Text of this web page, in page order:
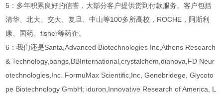
5：多年积累良好的信誉，大部分客户提供货到付款服务。客户包括
清华、北大、交大、复旦、中山等100多所高校，ROCHE，阿斯利
康、国药、fisher等药企。
6：我们还是Santa,Advanced Biotechnologies Inc,Athens Research
& Technology,bangs,BBInternational,crystalchem,dianova,FD Neur
otechnologies,Inc. FormuMax Scientific,Inc, Genebridege, Glycoto
pe Biotechnology GmbH; iduron,Innovative Research of America, L